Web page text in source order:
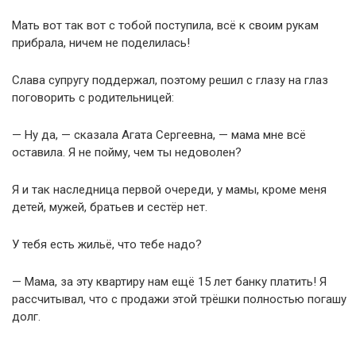
Мать вот так вот с тобой поступила, всё к своим рукам
прибрала, ничем не поделилась!
Слава супругу поддержал, поэтому решил с глазу на глаз
поговорить с родительницей:
— Ну да, — сказала Агата Сергеевна, — мама мне всё
оставила. Я не пойму, чем ты недоволен?
Я и так наследница первой очереди, у мамы, кроме меня
детей, мужей, братьев и сестёр нет.
У тебя есть жильё, что тебе надо?
— Мама, за эту квартиру нам ещё 15 лет банку платить! Я
рассчитывал, что с продажи этой трёшки полностью погашу
долг.